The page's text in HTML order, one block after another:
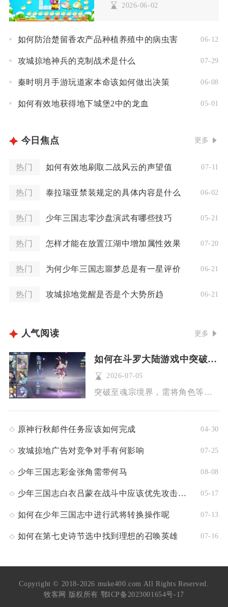
2026-06-02
如何防治楚留香农产品种植养殖中的病虫害 06-12
攻城掠地神兵的克制战术是什么 07-29
秦时明月手游玩道家本命该如何做出决策 06-08
如何有效地获得地下城堡2中的龙血 05-01
今日焦点 更多
热门 如何有效地刷取二战风云的声望值 07-11
热门 泰拉瑞亚禁装规定的具体内容是什么 06-02
热门 少年三国志零沙盘演武有哪些技巧 05-21
热门 怎样才能在放置江湖中增加属性效果 07-20
热门 为何少年三国志噩梦总是有一星评价 06-21
热门 攻城掠地觉醒是否是个大势所趋 06-21
人气阅读 更多
如何在斗罗大陆游戏中突破到魂宗
2026-07-05
突破至魂宗境界，需将角色等级提升至魂尊90级，满足魂环配置、...
原神行秋邮件任务应该如何完成 04-30
攻城掠地广告对竞争对手有何影响 07-25
少年三国志彩金张角需带何马 08-08
少年三国志白衣吕蒙在战斗中应该优先攻击哪些敌人 05-17
如何在少年三国志中进行武将转换操作呢 07-13
如何在第七史诗节选中找到理想的召唤英雄 07-16
Copyright © 2018-2026 muke400.com All Rights Reserved.
牧客网 版权所有 鄂ICP备2023001654号-17